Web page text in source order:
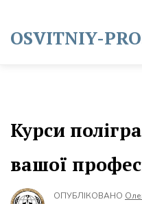
content
OSVITNIY-
Курси
вашої
ОПУБЛІКОВАНО